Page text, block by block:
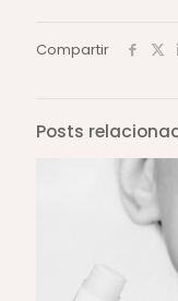
Compartir
Posts